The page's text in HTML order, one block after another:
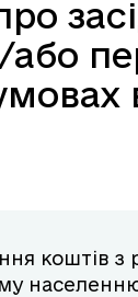
або
коштів з